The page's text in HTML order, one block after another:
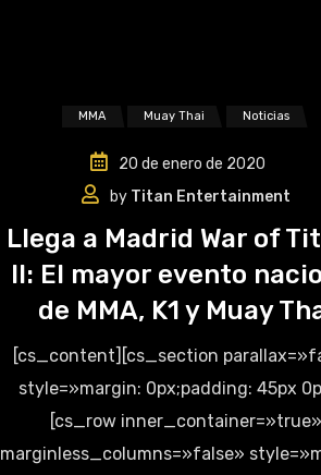
MMA Muay Thai Noticias
20 de enero de 2020
by Titan Entertainment
Llega a Madrid War of
II: El mayor evento
de MMA, K1 y Muay
[cs_content][cs_section
style=»margin: 0px;padding: 45px
[cs_row inner_container=»true»
marginless_columns=»false»